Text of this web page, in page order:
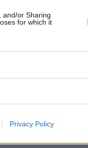
and/or Sharing
for which it
Privacy Policy
λένε οι
- «Δεν
η ιστοσελίδα